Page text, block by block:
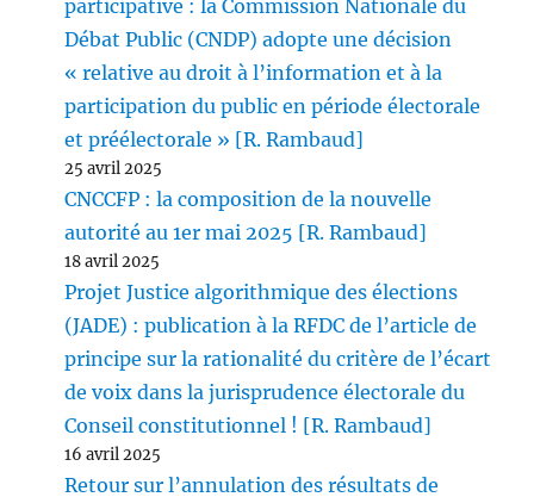
participative : la Commission Nationale du
Débat Public (CNDP) adopte une décision
« relative au droit à l’information et à la
participation du public en période électorale
et préélectorale » [R. Rambaud]
25 avril 2025
CNCCFP : la composition de la nouvelle
autorité au 1er mai 2025 [R. Rambaud]
18 avril 2025
Projet Justice algorithmique des élections
(JADE) : publication à la RFDC de l’article de
principe sur la rationalité du critère de l’écart
de voix dans la jurisprudence électorale du
Conseil constitutionnel ! [R. Rambaud]
16 avril 2025
Retour sur l’annulation des résultats de